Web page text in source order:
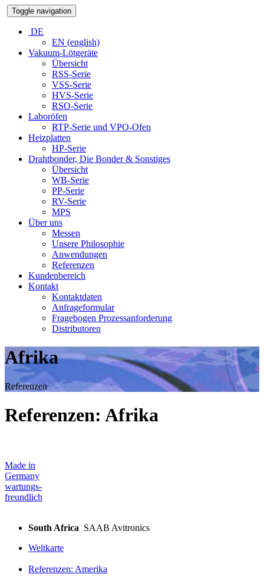
Toggle navigation
DE
EN (english)
Vakuum-Lötgeräte
Übersicht
RSS-Serie
VSS-Serie
HVS-Serie
RSO-Serie
Laboröfen
RTP-Serie und VPO-Ofen
Heizplatten
HP-Serie
Drahtbonder, Die Bonder & Sonstiges
Übersicht
WB-Serie
PP-Serie
RV-Serie
MPS
Über uns
Messen
Unsere Philosophie
Anwendungen
Referenzen
Kundenbereich
Kontakt
Kontaktdaten
Anfrageformular
Fragebogen Prozessanforderung
Distributoren
Afrika
Referenzen
Referenzen: Afrika
Made in
Germany
wartungs-
freundlich
South Africa SAAB Avitronics
Weltkarte
Referenzen: Amerika